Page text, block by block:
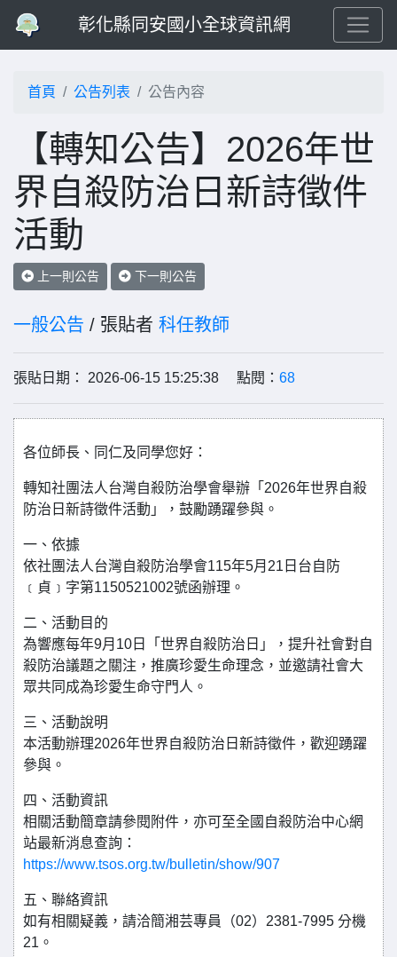
彰化縣同安國小全球資訊網
首頁 公告列表 公告內容
【轉知公告】2026年世
界自殺防治日新詩徵件
活動
上一則公告 下一則公告
一般公告 / 張貼者 科任教師
張貼日期： 2026-06-15 15:25:38 點閱： 68
各位師長、同仁及同學您好：
轉知社團法人台灣自殺防治學會舉辦「2026年世界自殺
防治日新詩徵件活動」，鼓勵踴躍參與。
一、依據
依社團法人台灣自殺防治學會115年5月21日台自防
﹝貞﹞字第1150521002號函辦理。
二、活動目的
為響應每年9月10日「世界自殺防治日」，提升社會對自
殺防治議題之關注，推廣珍愛生命理念，並邀請社會大
眾共同成為珍愛生命守門人。
三、活動說明
本活動辦理2026年世界自殺防治日新詩徵件，歡迎踴躍
參與。
四、活動資訊
相關活動簡章請參閱附件，亦可至全國自殺防治中心網
站最新消息查詢：
https://www.tsos.org.tw/bulletin/show/907
五、聯絡資訊
如有相關疑義，請洽簡湘芸專員（02）2381-7995 分機
21。